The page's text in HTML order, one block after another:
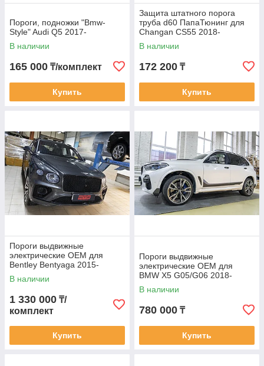
Пороги, подножки "Bmw-
Style" Audi Q5 2017-
В наличии
165 000 ₸/комплект
Купить
Защита штатного порога
труба d60 ПапаТюнинг для
Changan CS55 2018-
В наличии
172 200 ₸
Купить
Пороги выдвижные
электрические ОЕМ для
Bentley Bentyaga 2015-
В наличии
1 330 000 ₸/
комплект
Купить
Пороги выдвижные
электрические ОЕМ для
BMW X5 G05/G06 2018-
В наличии
780 000 ₸
Купить